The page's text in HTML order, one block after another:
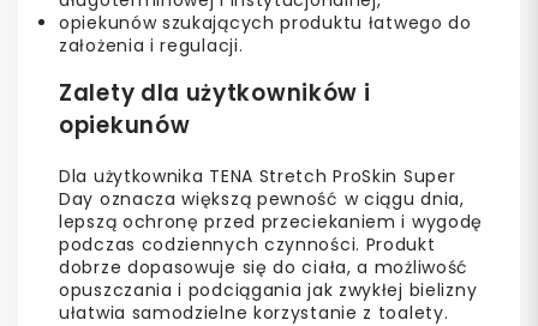
opiekunów szukających produktu łatwego do
założenia i regulacji.
Zalety dla użytkowników i
opiekunów
Dla użytkownika TENA Stretch ProSkin Super
Day oznacza większą pewność w ciągu dnia,
lepszą ochronę przed przeciekaniem i wygodę
podczas codziennych czynności. Produkt
dobrze dopasowuje się do ciała, a możliwość
opuszczania i podciągania jak zwykłej bielizny
ułatwia samodzielne korzystanie z toalety.